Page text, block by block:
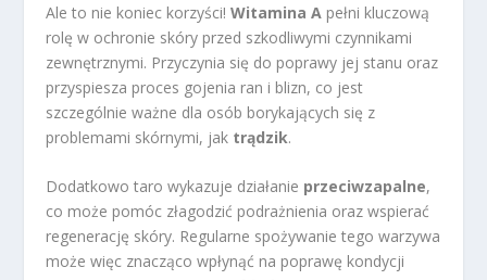
Ale to nie koniec korzyści!Witamina A pełni kluczową
rolę w ochronie skóry przed szkodliwymi czynnikami
zewnętrznymi. Przyczynia się do poprawy jej stanu oraz
przyspiesza proces gojenia ran i blizn, co jest
szczególnie ważne dla osób borykających się z
problemami skórnymi, jak trądzik.
Dodatkowo taro wykazuje działanie przeciwzapalne,
co może pomóc złagodzić podrażnienia oraz wspierać
regenerację skóry. Regularne spożywanie tego warzywa
może więc znacząco wpłynąć na poprawę kondycji